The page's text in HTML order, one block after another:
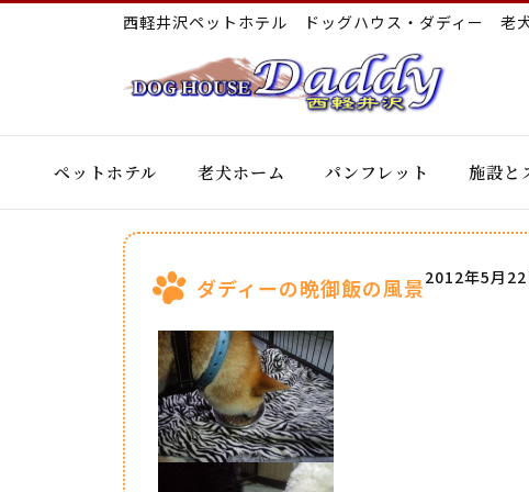
西軽井沢ペットホテル ドッグハウス・ダディー 老
ペットホテル 老犬ホーム パンフレット 施設と
ダディーの晩御飯の風景2012年5月22